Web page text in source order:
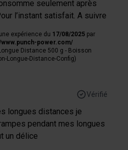
seulement après
l’instant satisfait. A suivre
expérience du 17/08/2025 par
www.punch-power.com/
Distance 500 g - Boisson
Longue-Distance-Config)
Vérifié
longues distances je
pendant mes longues
un délice